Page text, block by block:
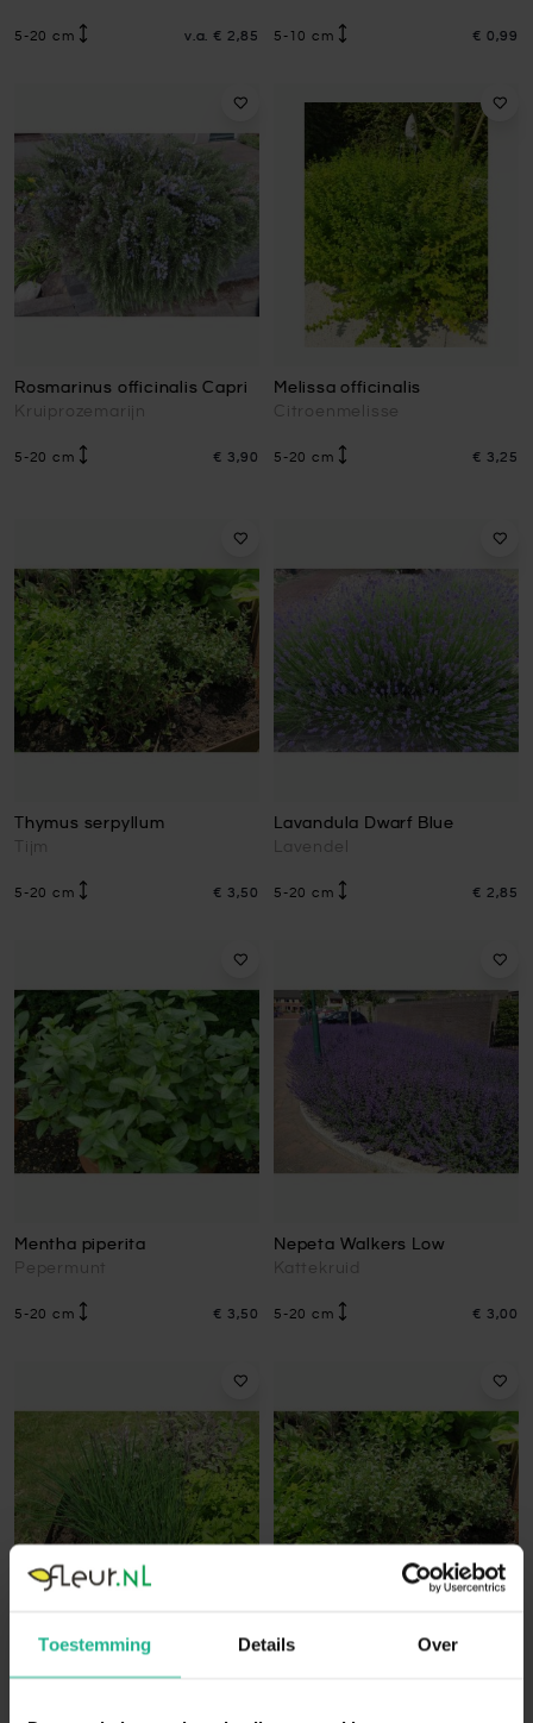
Toestemming Details Over
5-20 cm v.a. € 2,85 5-10 cm € 0,99
Rosmarinus officinalis Capri
Kruiprozemarijn
5-20 cm € 3,90
Melissa officinalis
Citroenmelisse
5-20 cm € 3,25
Thymus serpyllum
Tijm
5-20 cm € 3,50
Lavandula Dwarf Blue
Lavendel
5-20 cm € 2,85
Mentha piperita
Pepermunt
5-20 cm € 3,50
Nepeta Walkers Low
Kattekruid
5-20 cm € 3,00